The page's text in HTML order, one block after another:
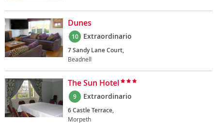
Dunes
10 Extraordinario
7 Sandy Lane Court,
Beadnell
The Sun Hotel
9 Extraordinario
6 Castle Terrace,
Morpeth